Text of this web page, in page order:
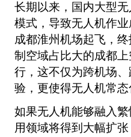
长期以来，国内大型
模式，导致无人机作
成都淮州机场起飞，
制空域占比大的成都
行，这不仅为跨机场
验，更使得无人机常
如果无人机能够融入
用领域将得到大幅扩